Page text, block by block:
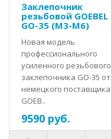
Заклепочник
резьбовой GOEBEL
GO-35 (M3-M6)
Новая модель
профессионального
усиленного резьбового
заклепочника GO-35 от
немецкого поставщика
GOEB..
9590 руб.